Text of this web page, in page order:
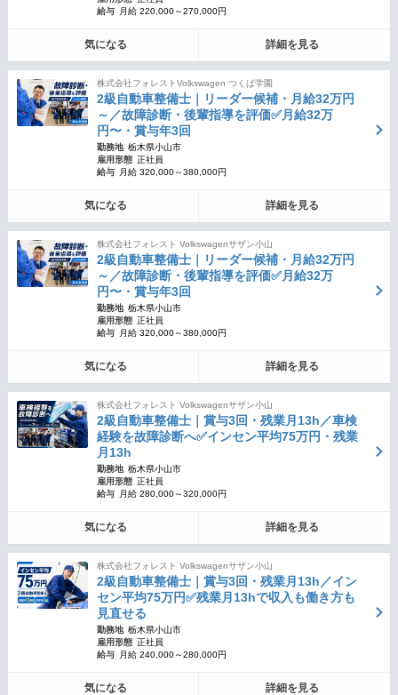
給与
月給 220,000～270,000円
気になる 詳細を見る
株式会社フォレストVolkswagen つくば学園
2級自動車整備士｜リーダー候補・月給32万円
～／故障診断・後輩指導を評価✅月給32万
円〜・賞与年3回
勤務地 栃木県小山市
雇用形態 正社員
給与
月給 320,000～380,000円
気になる 詳細を見る
株式会社フォレスト Volkswagenサザン小山
2級自動車整備士｜リーダー候補・月給32万円
～／故障診断・後輩指導を評価✅月給32万
円〜・賞与年3回
勤務地 栃木県小山市
雇用形態 正社員
給与
月給 320,000～380,000円
気になる 詳細を見る
株式会社フォレスト Volkswagenサザン小山
2級自動車整備士｜賞与3回・残業月13h／車検
経験を故障診断へ✅インセン平均75万円・残業
月13h
勤務地 栃木県小山市
雇用形態 正社員
給与
月給 280,000～320,000円
気になる 詳細を見る
株式会社フォレスト Volkswagenサザン小山
2級自動車整備士｜賞与3回・残業月13h／イン
セン平均75万円✅残業月13hで収入も働き方も
見直せる
勤務地 栃木県小山市
雇用形態 正社員
給与
月給 240,000～280,000円
気になる 詳細を見る